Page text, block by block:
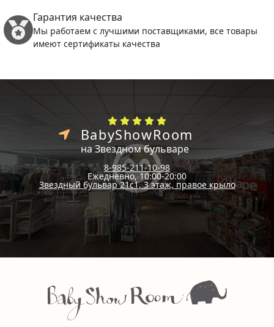
Гарантия качества
Мы работаем с лучшими поставщиками, все товары
имеют сертификаты качества
BabyShowRoom
на Звездном бульваре
8-985-211-10-98
Ежедневно, 10:00-20:00
Звездный бульвар 21с1, 3 этаж, правое крыло